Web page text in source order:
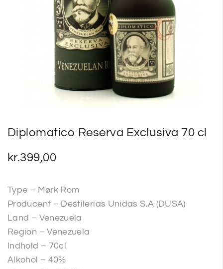
Diplomatico Reserva Exclusiva 70 cl
kr.399,00
Type – Mørk Rom
Producent – Destilerias Unidas S.A (DUSA)
Land – Venezuela
Region – Venezuela
Indhold – 70cl
Alkohol – 40%